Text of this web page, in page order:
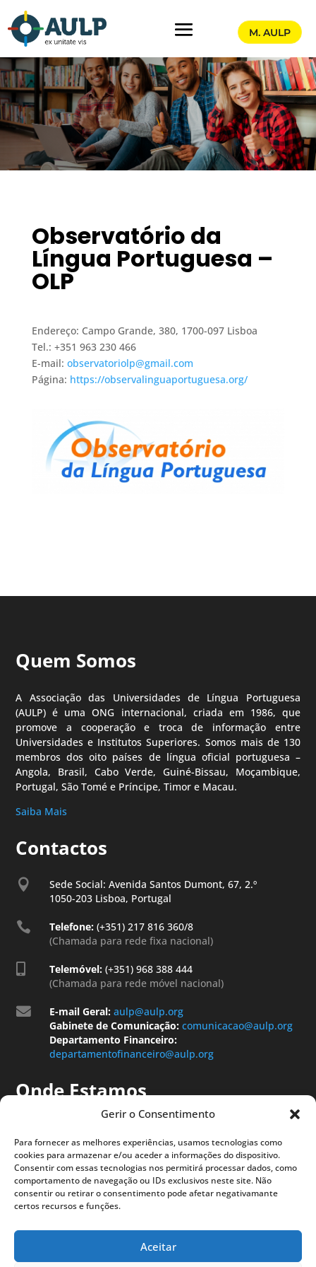
Gerir o Consentimento
Para fornecer as melhores experiências, usamos tecnologias como
cookies para armazenar e/ou aceder a informações do dispositivo.
Consentir com essas tecnologias nos permitirá processar dados, como
comportamento de navegação ou IDs exclusivos neste site. Não
consentir ou retirar o consentimento pode afetar negativamante
certos recursos e funções.
Aceitar
M. AULP
Observatório da
Língua Portuguesa –
OLP
Endereço: Campo Grande, 380, 1700-097 Lisboa
Tel.: +351 963 230 466
E-mail: observatoriolp@gmail.com
Página: https://observalinguaportuguesa.org/
Quem Somos
A Associação das Universidades de Língua Portuguesa
(AULP) é uma ONG internacional, criada em 1986, que
promove a cooperação e troca de informação entre
Universidades e Institutos Superiores. Somos mais de 130
membros dos oito países de língua oficial portuguesa –
Angola, Brasil, Cabo Verde, Guiné-Bissau, Moçambique,
Portugal, São Tomé e Príncipe, Timor e Macau.
Saiba Mais
Contactos

Sede Social: Avenida Santos Dumont, 67, 2.º
1050-203 Lisboa, Portugal
 Telefone: (+351) 217 816 360/8
(Chamada para rede fixa nacional)
 Telemóvel: (+351) 968 388 444
(Chamada para rede móvel nacional)
 E-mail Geral: aulp@aulp.org
Gabinete de Comunicação: comunicacao@aulp.org
Departamento Financeiro:
departamentofinanceiro@aulp.org
Onde Estamos